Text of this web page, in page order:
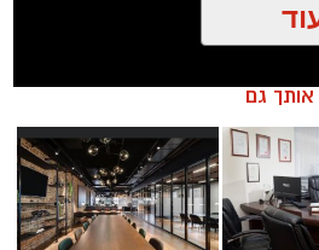
אותך גם